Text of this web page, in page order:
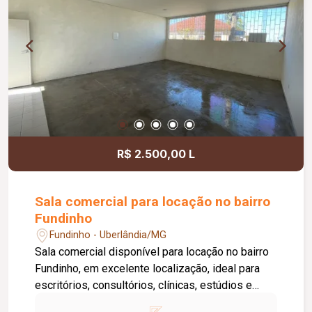
áreas comuns, copa, DML (Depósito de Material
de Limpeza), sistema de ronda, alarme, câmeras
de segurança e internet disponível. Como
diferencial, existe a possibilidade de ampliação
da área da sala, conforme a necessidade do
locatário. Entre em contato para mais
informações e agende uma visita.
R$ 2.500,00 L
Sala comercial para locação no bairro
Fundinho
Fundinho - Uberlândia/MG
Sala comercial disponível para locação no bairro
Fundinho, em excelente localização, ideal para
escritórios, consultórios, clínicas, estúdios e